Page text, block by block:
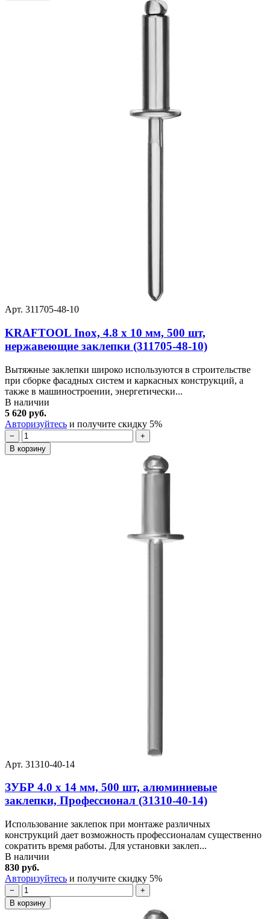
Арт. 311705-48-10
KRAFTOOL Inox, 4.8 x 10 мм, 500 шт,
нержавеющие заклепки (311705-48-10)
Вытяжные заклепки широко используются в строительстве
при сборке фасадных систем и каркасных конструкций, а
также в машиностроении, энергетически...
В наличии
5 620 руб.
Авторизуйтесь и получите скидку 5%
−
+
В корзину
Арт. 31310-40-14
ЗУБР 4.0 x 14 мм, 500 шт, алюминиевые
заклепки, Профессионал (31310-40-14)
Использование заклепок при монтаже различных
конструкций дает возможность профессионалам существенно
сократить время работы. Для установки заклеп...
В наличии
830 руб.
Авторизуйтесь и получите скидку 5%
−
+
В корзину